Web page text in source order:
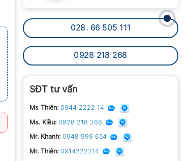
028. 66 505 111
0928 218 268
SĐT tư vấn
Ms Thiên: 0944 2222 14
Ms. Kiều: 0928 218 268
Mr. Khanh: 0948 999 654
Mr. Thiên: 0914222214